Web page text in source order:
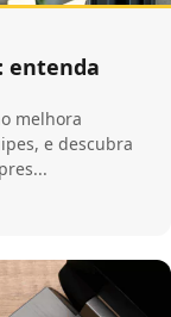
entenda
melhora
e descubra